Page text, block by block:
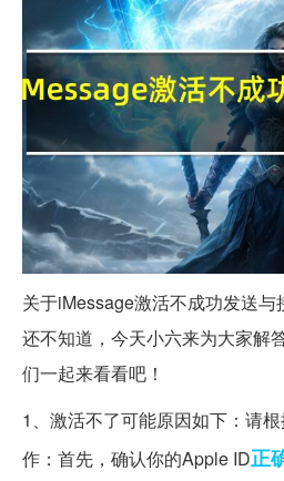
关于iMessage激活不成功发送
还不知道，今天小六来为大家解
们一起来看看吧！
1、激活不了可能原因如下：请
作：首先，确认你的Apple ID正